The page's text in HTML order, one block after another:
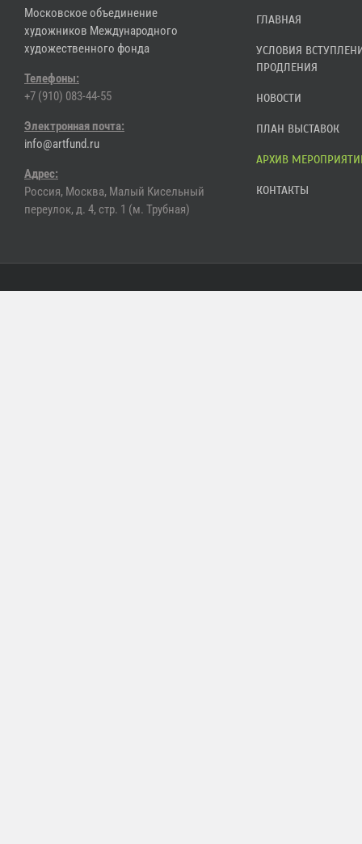
Московское объединение
художников Международного
художественного фонда
Телефоны:
+7 (910) 083-44-55
Электронная почта:
info@artfund.ru
Адрес:
Россия, Москва, Малый Кисельный
переулок, д. 4, стр. 1 (м. Трубная)
ГЛАВНАЯ
УСЛОВИЯ
ПРОДЛЕНИЯ
НОВОСТИ
ПЛАН ВЫСТАВОК
АРХИВ
КОНТАКТЫ